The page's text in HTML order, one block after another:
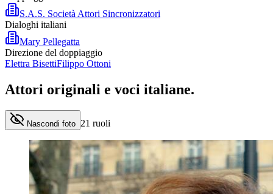
S.A.S. Società Attori Sincronizzatori
Dialoghi italiani
Mary Pellegatta
Direzione del doppiaggio
Elettra BisettiFilippo Ottoni
Attori originali e voci italiane.
Nascondi foto 21 ruoli